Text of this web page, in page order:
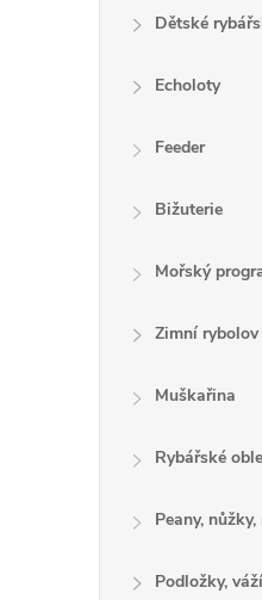
Dětské
Echoloty
Feeder
Bižuterie
Mořský
Zimní rybolov
Muškařina
Rybářské
Peany, nůžky,
Podložky,